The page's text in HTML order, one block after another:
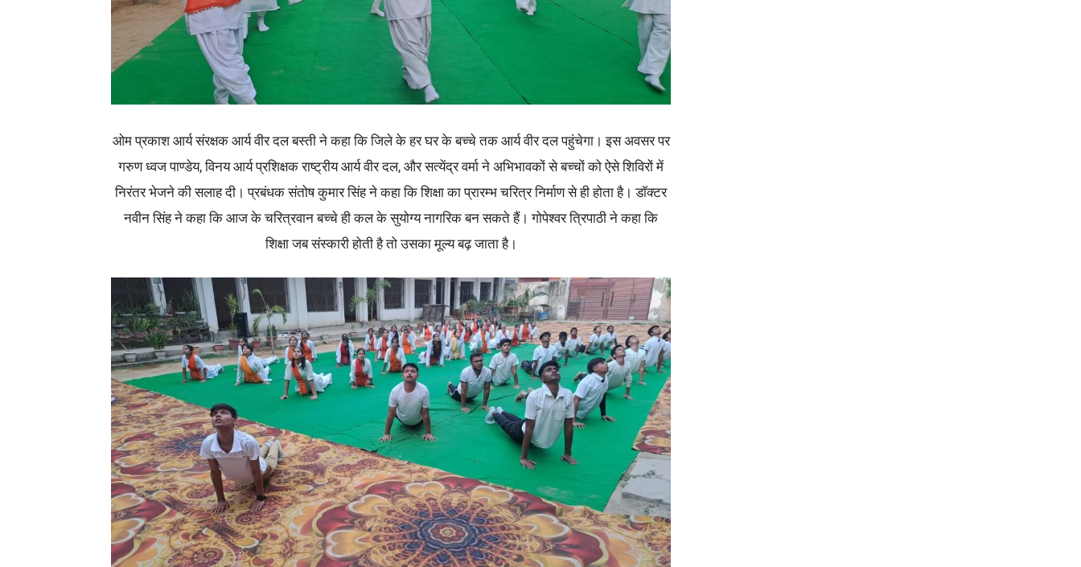
ओम प्रकाश आर्य संरक्षक आर्य वीर दल बस्ती ने कहा कि जिले के हर घर के बच्चे तक आर्य वीर दल पहुंचेगा। इस अवसर पर
गरुण ध्वज पाण्डेय, विनय आर्य प्रशिक्षक राष्ट्रीय आर्य वीर दल, और सत्येंद्र वर्मा ने अभिभावकों से बच्चों को ऐसे शिविरों में
निरंतर भेजने की सलाह दी। प्रबंधक संतोष कुमार सिंह ने कहा कि शिक्षा का प्रारम्भ चरित्र निर्माण से ही होता है। डॉक्टर
नवीन सिंह ने कहा कि आज के चरित्रवान बच्चे ही कल के सुयोग्य नागरिक बन सकते हैं। गोपेश्वर त्रिपाठी ने कहा कि
शिक्षा जब संस्कारी होती है तो उसका मूल्य बढ़ जाता है।